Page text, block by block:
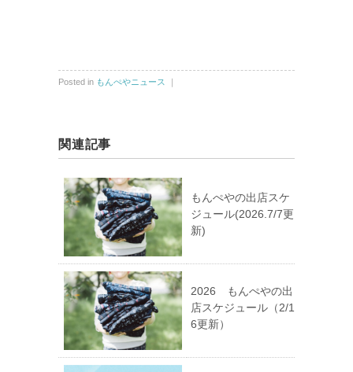
Posted in もんぺやニュース ｜
関連記事
もんぺやの出店スケ
ジュール(2026.7/7更
新)
2026 もんぺやの出
店スケジュール（2/1
6更新）